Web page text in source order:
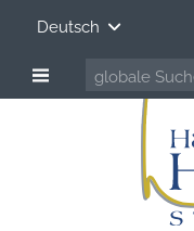
Deutsch